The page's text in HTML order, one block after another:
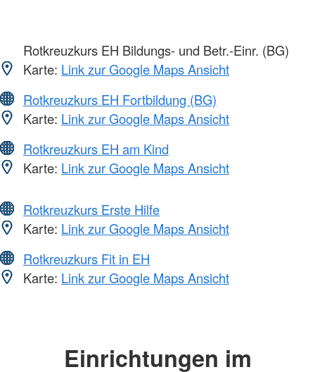
Rotkreuzkurs EH Bildungs- und Betr.-Einr. (BG)
Karte: Link zur Google Maps Ansicht
Rotkreuzkurs EH Fortbildung (BG)
Karte: Link zur Google Maps Ansicht
Rotkreuzkurs EH am Kind
Karte: Link zur Google Maps Ansicht
Rotkreuzkurs Erste Hilfe
Karte: Link zur Google Maps Ansicht
Rotkreuzkurs Fit in EH
Karte: Link zur Google Maps Ansicht
Einrichtungen im